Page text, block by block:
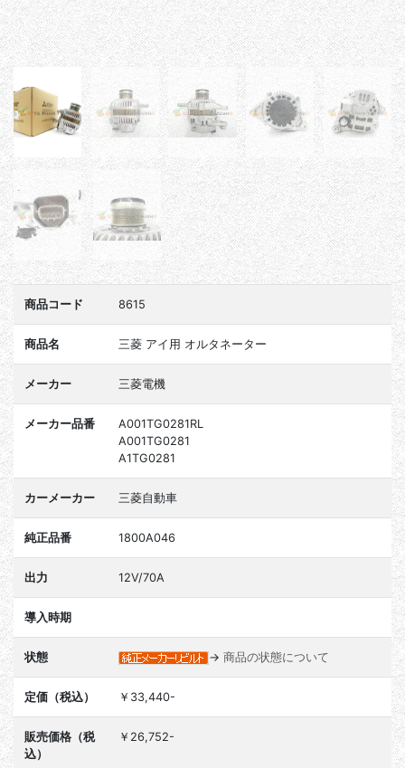
商品コード 8615
商品名 三菱 アイ用 オルタネーター
メーカー 三菱電機
メーカー品番
A001TG0281RL
A001TG0281
A1TG0281
カーメーカー 三菱自動車
純正品番 1800A046
出力 12V/70A
導入時期
状態 → 商品の状態について
定価（税込） ￥33,440-
販売価格（税
込）
￥26,752-